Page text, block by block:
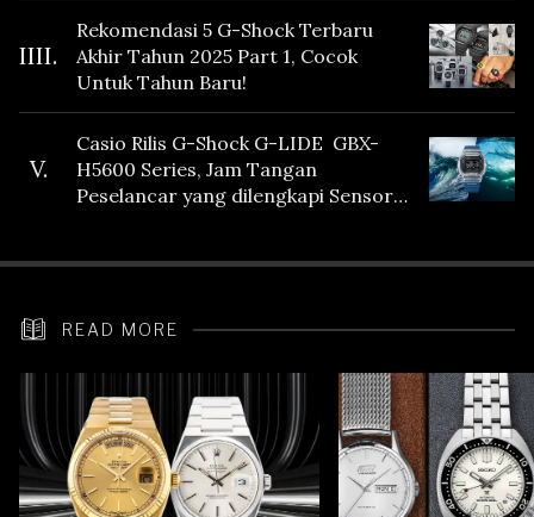
IIII.
Rekomendasi 5 G-Shock Terbaru
Akhir Tahun 2025 Part 1, Cocok
Untuk Tahun Baru!
V.
Casio Rilis G-Shock G-LIDE GBX-
H5600 Series, Jam Tangan
Peselancar yang dilengkapi Sensor
READ MORE